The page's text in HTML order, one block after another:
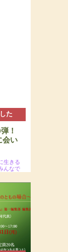
た
！
会い
生きる
んなで
ジェク